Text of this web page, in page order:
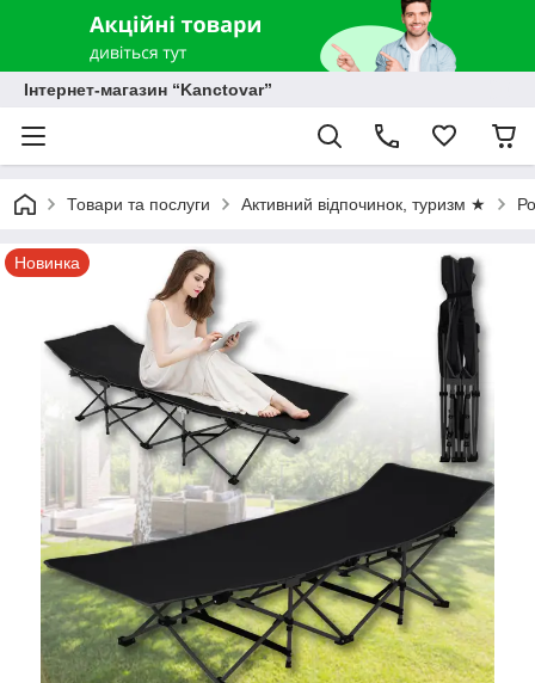
Інтернет-магазин “Kanctovar”
Товари та послуги Активний відпочинок, туризм ★
Новинка